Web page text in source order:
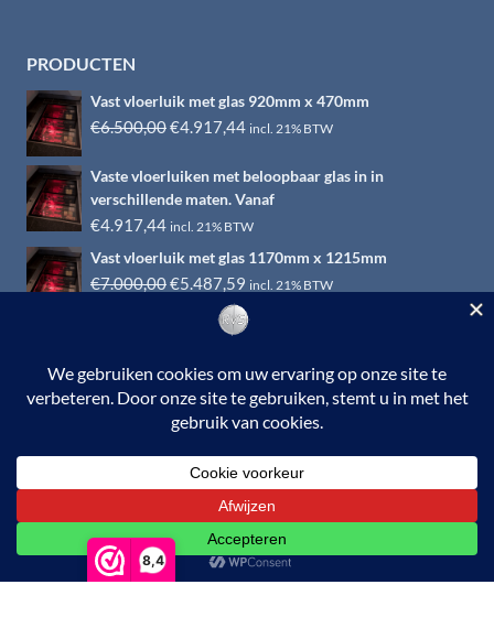
8,4
PRODUCTEN
Vast vloerluik met glas 920mm x 470mm
€6.500,00Oorspronkelijke
was:
€6.500,00.
€4.917,44Huidige
is:
€4.917,44.
incl. 21% BTW
Vaste vloerluiken met beloopbaar glas in in
verschillende maten. Vanaf
€4.917,44 incl. 21% BTW
Vast vloerluik met glas 1170mm x 1215mm
€7.000,00Oorspronkelijke
€5.487,59 Huidige
prijs
is:
incl. 21% BTW
© 2026 RVS-woonwinkel.nl is een onderdeel van HTI-RVS |
BTW nr. NL002145483B31 | KvKnr. 09088773 | NL95
RABO 010.12.95.251 | Web ontwerp:EYE-
GRAPHICSOtterlo.